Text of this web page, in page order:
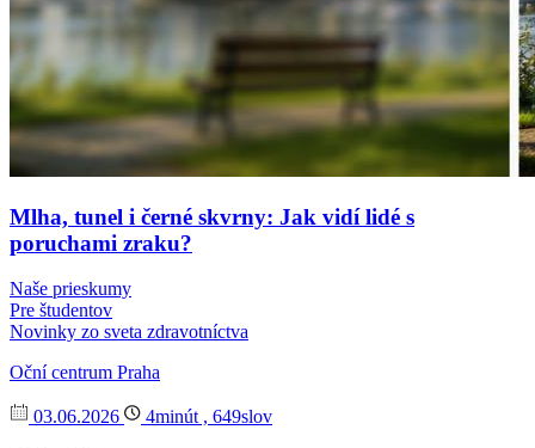
Mlha, tunel i černé skvrny: Jak vidí lidé s
poruchami zraku?
Naše prieskumy
Pre študentov
Novinky zo sveta zdravotníctva
Oční centrum Praha
03.06.2026 4minút , 649slov